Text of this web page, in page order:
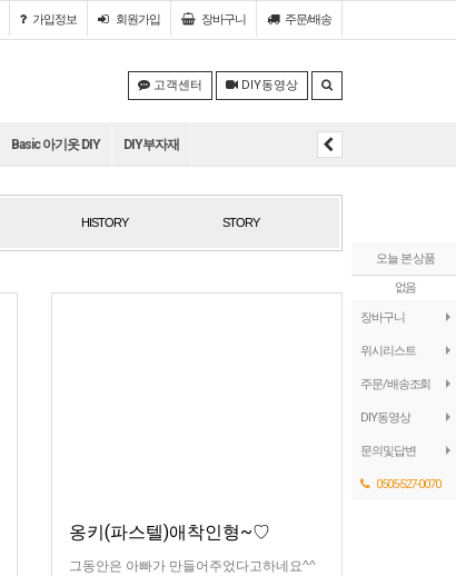
가입정보 회원가입 장바구니 주문/배송
오늘 본 상품
없음
장바구니
위시리스트
주문/배송조회
DIY동영상
문의및답변
0505-527-0070
고객센터 DIY동영상
Basic 아기옷 DIY DIY부자재
HISTORY STORY
옹키(파스텔)애착인형~♡
그동안은 아빠가 만들어주었다고하네요^^